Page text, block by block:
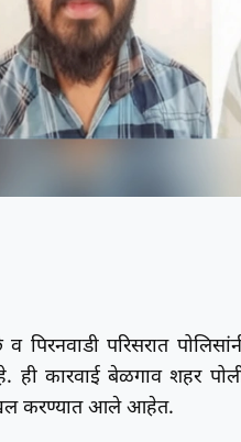
व पिरनवाडी परिसरात
कारवाई बेळगाव शहर
करण्यात आले आहेत.